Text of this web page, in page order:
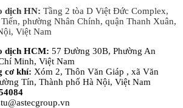
dịch HN: Tầng 2 tòa D Việt Đức Complex,
phường Nhân Chính, quận Thanh Xuân,
Việt Nam
dịch HCM: 57 Đường 30B, Phường An
Minh, Việt Nam
cơ khí: Xóm 2, Thôn Văn Giáp , xã Văn
Tín, Thành phố Hà Nội, Việt Nam